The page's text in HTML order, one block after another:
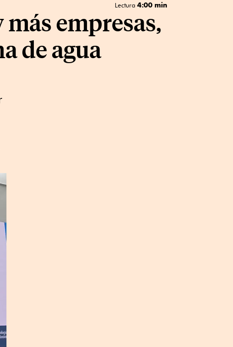
Lectura 4:00 min
empresas,
de agua